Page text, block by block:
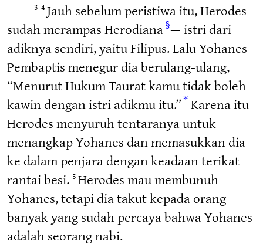
3-4 Jauh sebelum peristiwa itu, Herodes
sudah merampas Herodiana§— istri dari
adiknya sendiri, yaitu Filipus. Lalu Yohanes
Pembaptis menegur dia berulang-ulang,
“Menurut Hukum Taurat kamu tidak boleh
kawin dengan istri adikmu itu.”*Karena itu
Herodes menyuruh tentaranya untuk
menangkap Yohanes dan memasukkan dia
ke dalam penjara dengan keadaan terikat
rantai besi. 5 Herodes mau membunuh
Yohanes, tetapi dia takut kepada orang
banyak yang sudah percaya bahwa Yohanes
adalah seorang nabi.